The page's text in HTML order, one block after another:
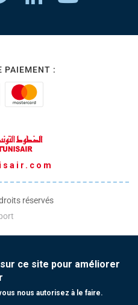
PAIEMENT :
réservés
ce site pour améliorer
nous autorisez à le faire.